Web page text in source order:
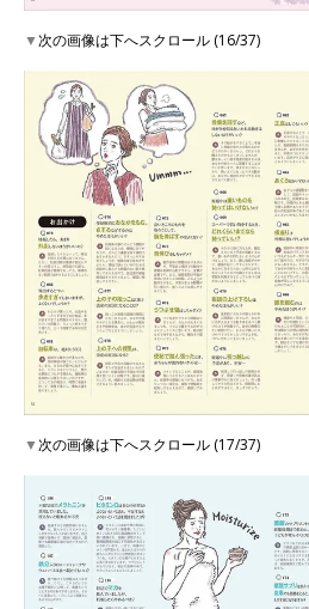
▼次の画像は下へスクロール (16/37)
▼次の画像は下へスクロール (17/37)